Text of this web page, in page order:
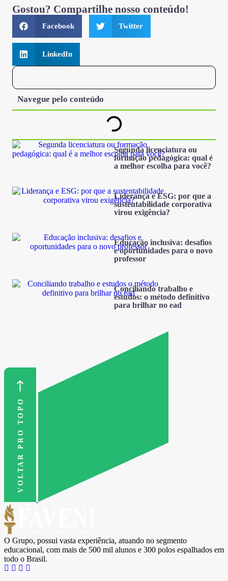
Gostou? Compartilhe nosso conteúdo!
Facebook Twitter
LinkedIn
Navegue pelo conteúdo
Segunda licenciatura ou
formação pedagógica: qual é
a melhor escolha para você?
Liderança e ESG: por que a
sustentabilidade corporativa
virou exigência?
Educação inclusiva: desafios
e oportunidades para o novo
professor
Conciliando trabalho e
estudos: o método definitivo
para brilhar no ead
VOLTAR PRO TOPO
O Grupo, possui vasta experiência, atuando no segmento
educacional, com mais de 500 mil alunos e 300 polos espalhados em
todo o Brasil.